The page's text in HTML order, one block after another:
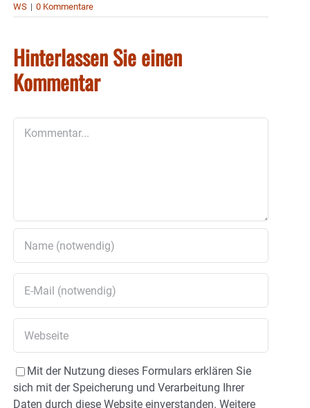
WS | 0 Kommentare
Hinterlassen Sie einen
Kommentar
Mit der Nutzung dieses Formulars erklären Sie
sich mit der Speicherung und Verarbeitung Ihrer
Daten durch diese Website einverstanden. Weitere